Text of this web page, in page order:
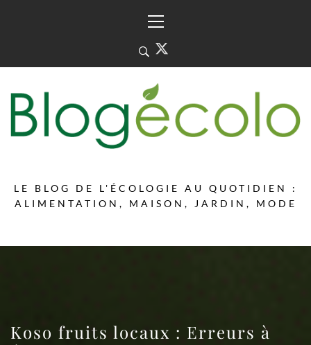
Menu
LE BLOG DE L'ÉCOLOGIE AU QUOTIDIEN :
ALIMENTATION, MAISON, JARDIN, MODE
Koso fruits locaux : Erreurs à